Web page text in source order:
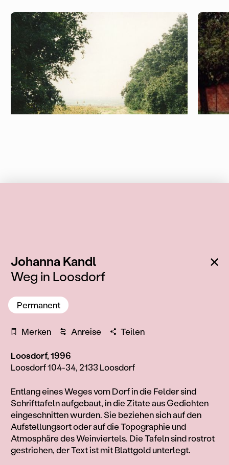
Johanna Kandl:
Weg in Loosdorf
Permanent
Merken Anreise Teilen
Loosdorf, 1996
Loosdorf 104-34, 2133 Loosdorf
Information
Entlang eines Weges vom Dorf in die Felder sind
Schrifttafeln aufgebaut, in die Zitate aus Gedichten
eingeschnitten wurden. Sie beziehen sich auf den
Aufstellungsort oder auf die Topographie und
Atmosphäre des Weinviertels. Die Tafeln sind rostrot
gestrichen, der Text ist mit Blattgold unterlegt.